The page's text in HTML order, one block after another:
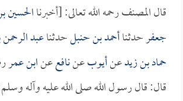
قال المصنف رحمه الله تعالى: [أخبرناالحسين
جعفرحدثناأحمد بن حنبلحدثناعبد
حماد بن زيدعنأيوبعننافععنابن عمر
قال: قال رسول الله صلى الله عليه وآله